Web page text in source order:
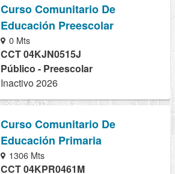
Curso Comunitario De
Educación Preescolar
0 Mts
CCT 04KJN0515J
Público - Preescolar
Inactivo 2026
Curso Comunitario De
Educación Primaria
1306 Mts
CCT 04KPR0461M